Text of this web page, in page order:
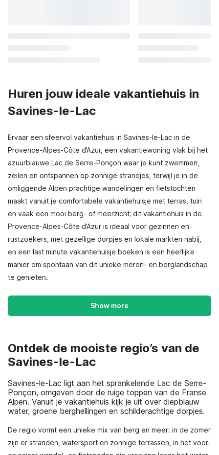
Huren jouw ideale vakantiehuis in
Savines-le-Lac
Ervaar een sfeervol vakantiehuis in Savines-le-Lac in de
Provence-Alpes-Côte d’Azur, een vakantiewoning vlak bij het
azuurblauwe Lac de Serre-Ponçon waar je kunt zwemmen,
zeilen en ontspannen op zonnige strandjes, terwijl je in de
omliggende Alpen prachtige wandelingen en fietstochten
maakt vanuit je comfortabele vakantiehuisje met terras, tuin
en vaak een mooi berg- of meerzicht; dit vakantiehuis in de
Provence-Alpes-Côte d’Azur is ideaal voor gezinnen en
rustzoekers, met gezellige dorpjes en lokale markten nabij,
en een last minute vakantiehuisje boeken is een heerlijke
manier om spontaan van dit unieke meren- en berglandschap
te genieten.
Show more
Ontdek de mooiste regio’s van de
Savines-le-Lac
Savines-le-Lac ligt aan het sprankelende Lac de Serre-
Ponçon, omgeven door de ruige toppen van de Franse
Alpen. Vanuit je vakantiehuis kijk je uit over diepblauw
water, groene berghellingen en schilderachtige dorpjes.
De regio vormt een unieke mix van berg en meer: in de zomer
zijn er stranden, watersport en zonnige terrassen, in het voor-